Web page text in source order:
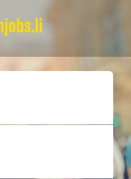
JETZT BEWERBEN